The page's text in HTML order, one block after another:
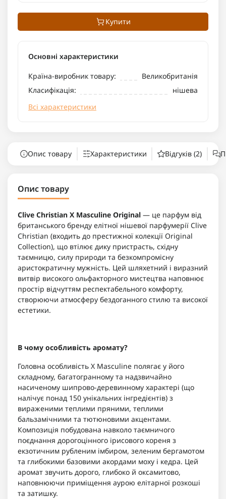
Купити
Основні характеристики
Країна-виробник товару:
Великобританія
Класифікація:
нішева
Всі характеристики
Опис товару Характеристики Відгуків (2)
Опис товару
Clive Christian X Masculine Original — це парфум від
британського бренду елітної нішевої парфумерії Clive
Christian (входить до престижної колекції Original
Collection), що втілює дику пристрасть, східну
таємницю, силу природи та безкомпромісну
аристократичну мужність. Цей шляхетний і виразний
витвір високого ольфакторного мистецтва наповнює
простір відчуттям респектабельного комфорту,
створюючи атмосферу бездоганного стилю та високої
естетики.
В чому особливість аромату?
Головна особливість X Masculine полягає у його
складному, багатогранному та надзвичайно
насиченому шипрово-деревинному характері (що
налічує понад 150 унікальних інгредієнтів) з
вираженими теплими пряними, теплими
бальзамічними та тютюновими акцентами.
Композиція побудована навколо таємничого
поєднання дорогоцінного ірисового кореня з
екзотичним рубленим імбиром, зеленим бергамотом
та глибокими базовими акордами моху і кедра. Цей
аромат звучить дорого, глибоко й оксамитово,
наповнюючи приміщення аурою елітарної розкоші
та затишку.